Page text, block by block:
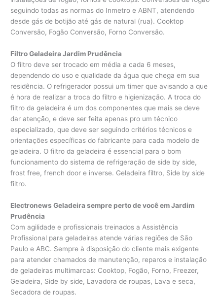
seguindo todas as normas do Inmetro e ABNT, atendendo
desde gás de botijão até gás de natural (rua). Cooktop
Conversão, Fogão Conversão, Forno Conversão.
Filtro Geladeira Jardim Prudência
O filtro deve ser trocado em média a cada 6 meses,
dependendo do uso e qualidade da água que chega em sua
residência. O refrigerador possui um timer que avisando a que
é hora de realizar a troca do filtro e higienização. A troca do
filtro da geladeira é um dos componentes que mais se deve
dar atenção, e deve ser feita apenas pro um técnico
especializado, que deve ser seguindo critérios técnicos e
orientações específicas do fabricante para cada modelo de
geladeira. O filtro da geladeira é essencial para o bom
funcionamento do sistema de refrigeração de side by side,
frost free, french door e inverse. Geladeira filtro, Side by side
filtro.
Electronews Geladeira sempre perto de você em Jardim
Prudência
Com agilidade e profissionais treinados a Assistência
Profissional para geladeiras atende várias regiões de São
Paulo e ABC. Sempre à disposição do cliente mais exigente
para atender chamados de manutenção, reparos e instalação
de geladeiras multimarcas: Cooktop, Fogão, Forno, Freezer,
Geladeira, Side by side, Lavadora de roupas, Lava e seca,
Secadora de roupas.